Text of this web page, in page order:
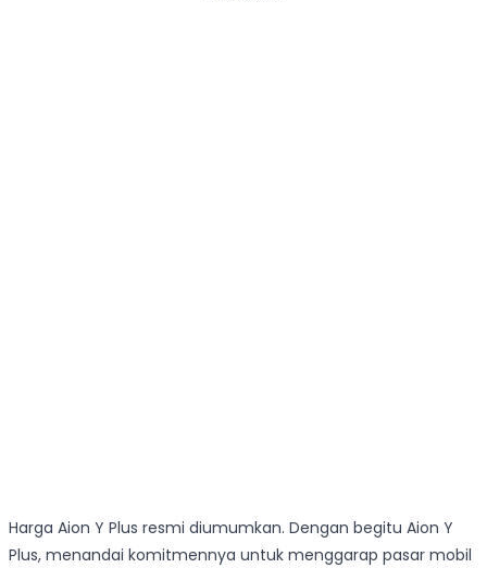
Harga Aion Y Plus resmi diumumkan. Dengan begitu Aion Y
Plus, menandai komitmennya untuk menggarap pasar mobil